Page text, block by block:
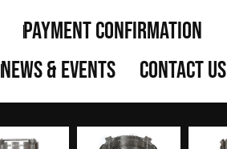
Payment Confirmation
News & Events
Contact us